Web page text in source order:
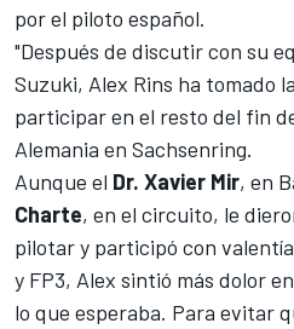
por el piloto español.
"Después de discutir con su
Suzuki, Alex Rins ha tomado
participar en el resto del fin
Alemania en Sachsenring.
Aunque el Dr. Xavier Mir, en
Charte, en el circuito, le
pilotar y participó con valentía
y FP3, Alex sintió más dolor
lo que esperaba. Para evitar